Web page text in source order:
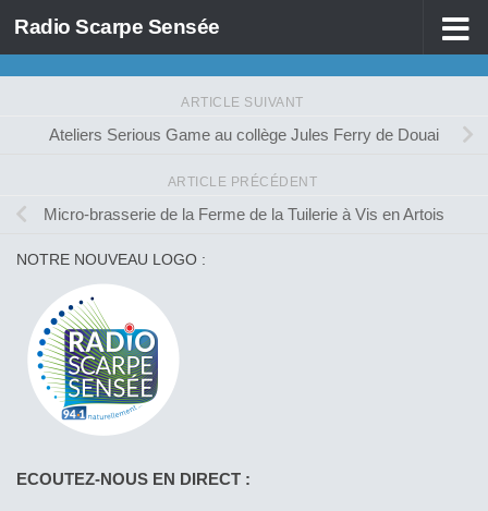
Skip to content
Radio Scarpe Sensée
ARTICLE SUIVANT
Ateliers Serious Game au collège Jules Ferry de Douai
ARTICLE PRÉCÉDENT
Micro-brasserie de la Ferme de la Tuilerie à Vis en Artois
NOTRE NOUVEAU LOGO :
ECOUTEZ-NOUS EN DIRECT :